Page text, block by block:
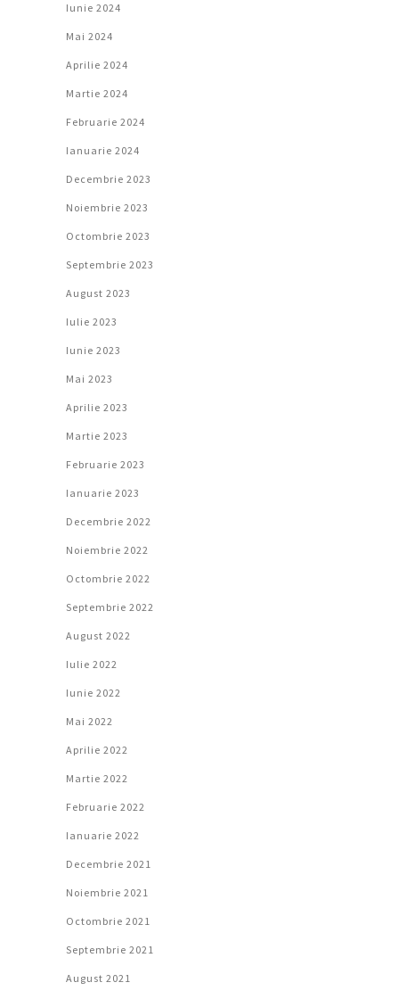
Iunie 2024
Mai 2024
Aprilie 2024
Martie 2024
Februarie 2024
Ianuarie 2024
Decembrie 2023
Noiembrie 2023
Octombrie 2023
Septembrie 2023
August 2023
Iulie 2023
Iunie 2023
Mai 2023
Aprilie 2023
Martie 2023
Februarie 2023
Ianuarie 2023
Decembrie 2022
Noiembrie 2022
Octombrie 2022
Septembrie 2022
August 2022
Iulie 2022
Iunie 2022
Mai 2022
Aprilie 2022
Martie 2022
Februarie 2022
Ianuarie 2022
Decembrie 2021
Noiembrie 2021
Octombrie 2021
Septembrie 2021
August 2021